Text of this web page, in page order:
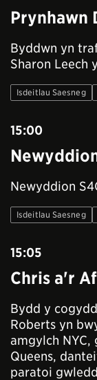
Prynhawn
Byddwn yn
Sharon Leech
Isdeitlau Saesneg
15:00
Newyddion
Isdeitlau Saesneg
15:05
Chris a'r
Bydd y
Roberts yn
amgylch
Queens,
paratoi